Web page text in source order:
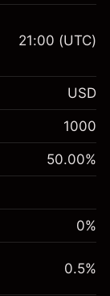
$1,000.00
-0.061644
%
$1,000.00
0.013699
($0.27)
21:00 (UTC)
USD
1000
50.00%
0%
0.5%